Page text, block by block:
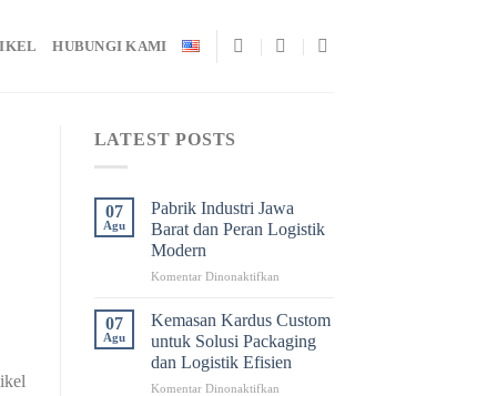
HUBUNGI KAMI
LATEST POSTS
07
Agu
Pabrik Industri Jawa
Barat dan Peran Logistik
Modern
Komentar Dinonaktifkanpada
Industri
Barat
dan
Peran
07
Agu
Kemasan Kardus Custom
untuk Solusi Packaging
dan Logistik Efisien
Komentar Dinonaktifkanpada